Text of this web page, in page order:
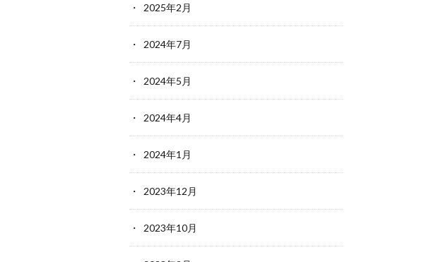
2025年2月
2024年7月
2024年5月
2024年4月
2024年1月
2023年12月
2023年10月